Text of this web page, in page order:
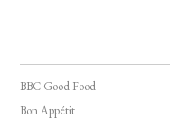
BBC Good Food
Bon Appétit